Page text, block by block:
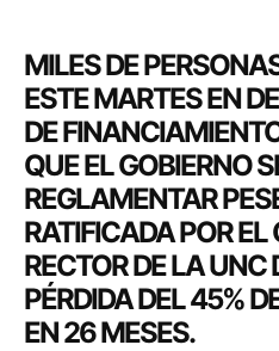
MILES DE
ESTE MARTES EN
DE
QUE EL GOBIERNO
REGLAMENTAR
RATIFICADA POR EL
RECTOR DE LA
PÉRDIDA DEL 45%
EN 26 MESES.